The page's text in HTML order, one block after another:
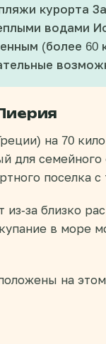
курорта
водами
(более 60
на 70
для
поселка
за близко
в море
на